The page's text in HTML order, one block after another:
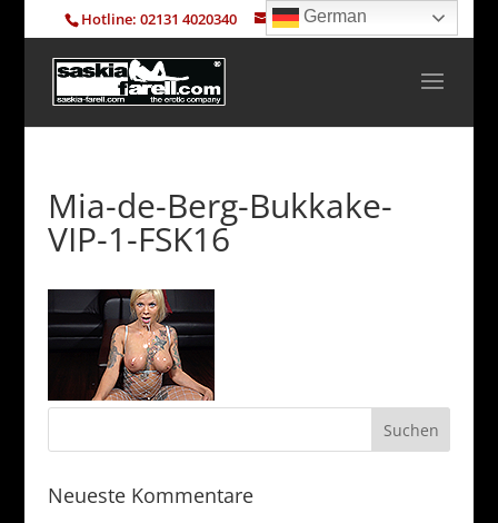
Hotline: 02131 4020340 info@saskia-farell.com
Mia-de-Berg-Bukkake-
VIP-1-FSK16
Neueste Kommentare
German